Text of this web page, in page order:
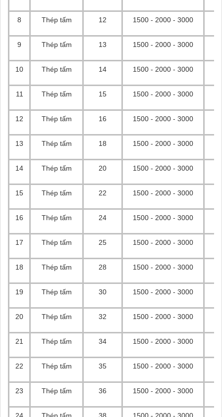
8 Thép tấm 12 1500 - 2000 - 3000
9 Thép tấm 13 1500 - 2000 - 3000
10 Thép tấm 14 1500 - 2000 - 3000
11 Thép tấm 15 1500 - 2000 - 3000
12 Thép tấm 16 1500 - 2000 - 3000
13 Thép tấm 18 1500 - 2000 - 3000
14 Thép tấm 20 1500 - 2000 - 3000
15 Thép tấm 22 1500 - 2000 - 3000
16 Thép tấm 24 1500 - 2000 - 3000
17 Thép tấm 25 1500 - 2000 - 3000
18 Thép tấm 28 1500 - 2000 - 3000
19 Thép tấm 30 1500 - 2000 - 3000
20 Thép tấm 32 1500 - 2000 - 3000
21 Thép tấm 34 1500 - 2000 - 3000
22 Thép tấm 35 1500 - 2000 - 3000
23 Thép tấm 36 1500 - 2000 - 3000